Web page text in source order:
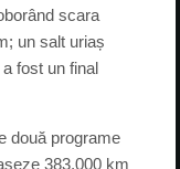
scara
un salt uriaș
fost un final
două programe
383,000 km